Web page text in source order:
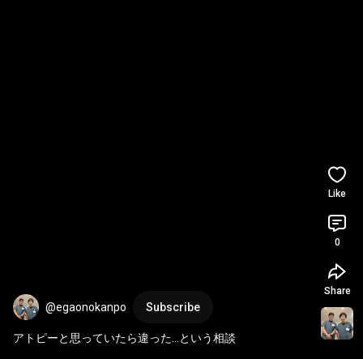
@egaonokanpo Subscribe
アトピーと思っていたら違った…という相談
Like
0
Share